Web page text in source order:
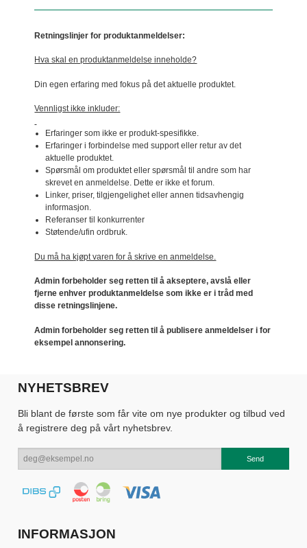
Retningslinjer for produktanmeldelser:
Hva skal en produktanmeldelse inneholde?
Din egen erfaring med fokus på det aktuelle produktet.
Vennligst ikke inkluder:
Erfaringer som ikke er produkt-spesifikke.
Erfaringer i forbindelse med support eller retur av det
aktuelle produktet.
Spørsmål om produktet eller spørsmål til andre som har
skrevet en anmeldelse. Dette er ikke et forum.
Linker, priser, tilgjengelighet eller annen tidsavhengig
informasjon.
Referanser til konkurrenter
Støtende/ufin ordbruk.
Du må ha kjøpt varen for å skrive en anmeldelse.
Admin forbeholder seg retten til å akseptere, avslå eller
fjerne enhver produktanmeldelse som ikke er i tråd med
disse retningslinjene.
Admin forbeholder seg retten til å publisere anmeldelser i for
eksempel annonsering.
NYHETSBREV
Bli blant de første som får vite om nye produkter og tilbud ved
å registrere deg på vårt nyhetsbrev.
INFORMASJON